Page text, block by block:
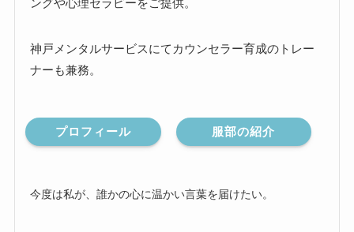
ングや心理セラピーをご提供。
神戸メンタルサービスにてカウンセラー育成のトレー
ナーも兼務。
プロフィール 服部の紹介
今度は私が、誰かの心に温かい言葉を届けたい。